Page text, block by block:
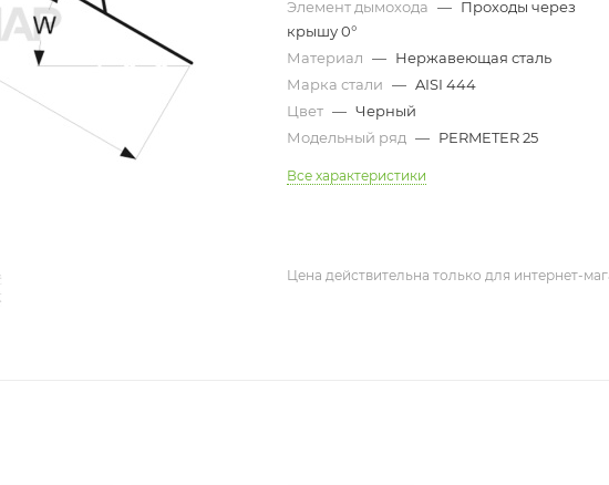
Элемент дымохода — Проходы через
крышу 0°
Материал — Нержавеющая сталь
Марка стали — AISI 444
Цвет — Черный
Модельный ряд — PERMETER 25
Все характеристики
Цена действительна только для интернет-